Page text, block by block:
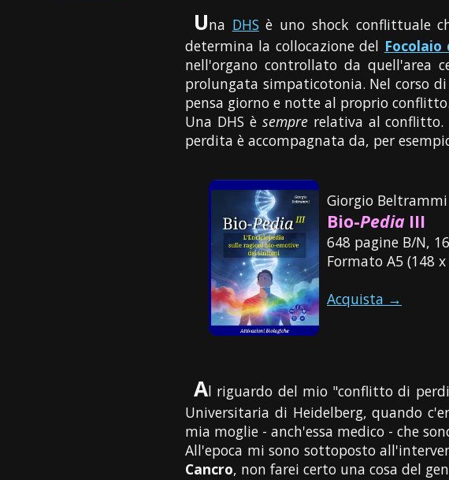
Una DHSè uno shock conflittuale
determina la collocazione del
nell'organo controllato da quell'area
prolungata simpaticotonia. Nel corso
pensa giorno e notte al proprio
Una DHS è semprerelativa al conflitto.
perdita è accompagnata da, per
Giorgio Beltrammi
Bio-Pedia III
648 pagine B/N,
Formato A5 (148
Acquista →
Al riguardo del mio "conflitto di
Universitaria di Heidelberg, quando
mia moglie - anch'essa medico - che
All'epoca mi sono sottoposto
Cancro, non farei certo una cosa del